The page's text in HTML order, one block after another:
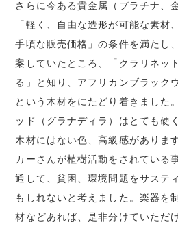
さらに今ある貴金属（プラチナ、
「軽く、自由な造形が可能な素材
手頃な販売価格」の条件を満たし
案していたところ、「クラリネッ
る」と知り、アフリカンブラック
という木材をにたどり着きました
ッド（グラナディラ）はとても硬
木材にはない色、高級感がありま
カーさんが植樹活動をされている
通して、貧困、環境問題をサステ
もしれないと考えました。楽器を
材などあれば、是非分けていただ